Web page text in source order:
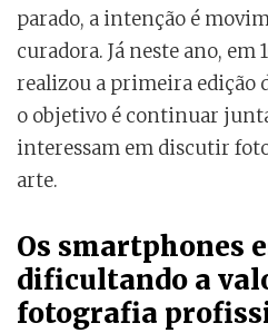
parado, a intenção é
curadora. Já neste ano, em
realizou a primeira edição
o objetivo é continuar
interessam em discutir
arte.
Os smartphones
dificultando a
fotografia